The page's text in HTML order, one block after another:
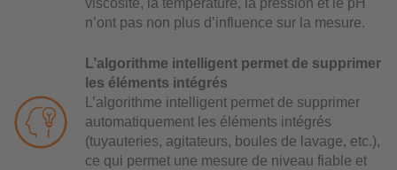
n’ont pas non plus d’influence sur la mesure.
L’algorithme intelligent permet de supprimer
les éléments intégrés
L’algorithme intelligent permet de supprimer
automatiquement les éléments intégrés
(tuyauteries, agitateurs, boules de lavage, etc.),
ce qui permet une mesure de niveau fiable et